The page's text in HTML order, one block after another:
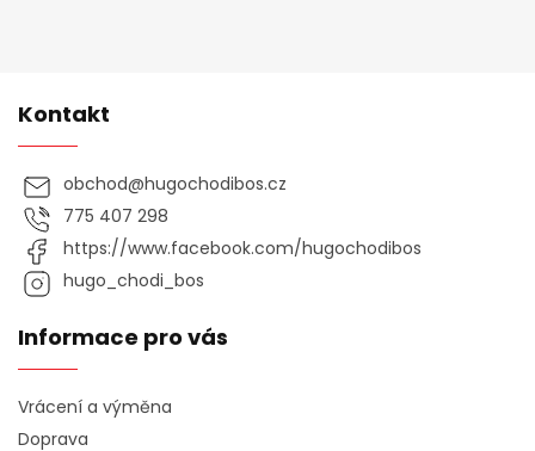
Kontakt
obchod@hugochodibos.cz
775 407 298
https://www.facebook.com/hugochodibos
hugo_chodi_bos
Informace pro vás
Vrácení a výměna
Doprava